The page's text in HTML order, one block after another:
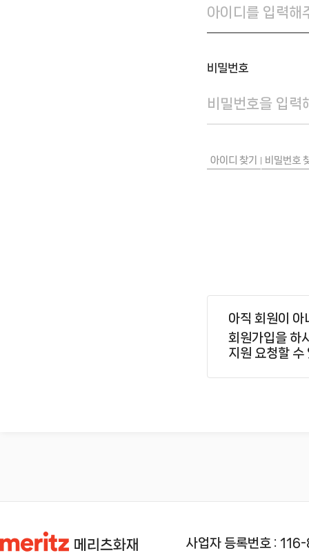
비밀번호
아이디 찾기 비밀번호
아직 회원이 아
회원가입을 하
지원 요청할 수
사업자 등록번호 :